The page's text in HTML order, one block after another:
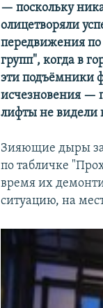
— поскольку
олицетворяли
передвижения по
групп", когда в
эти подъёмники
исчезновения — ​
лифты не видели
Зияющие дыры
по табличке
время их
ситуацию, на